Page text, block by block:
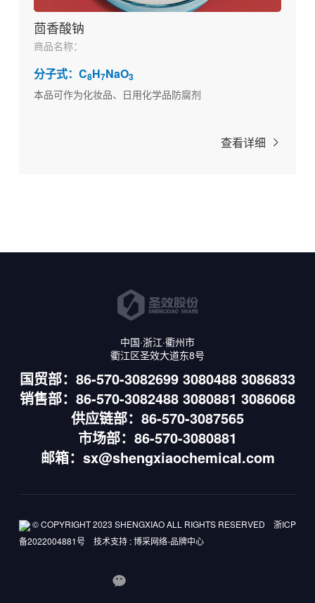
茴香酸钠
商品名称：
分子式：C8H7NaO3
本品可作为化妆品、日用化学品防腐剂
查看详细
中国·浙江·衢州市
衢江区圣效大道东8号
国贸部：86-570-3082699 3080488 3086833
销售部：86-570-3082488 3080881 3086068
供应链部：86-570-3087565
市场部：86-570-3080881
邮箱：sx@shengxiaochemical.com
© COPYRIGHT 2023 SHENGXIAO ALL RIGHTS RESERVED 浙ICP
备2022004881号
技术支持 :博采网络-品牌中心